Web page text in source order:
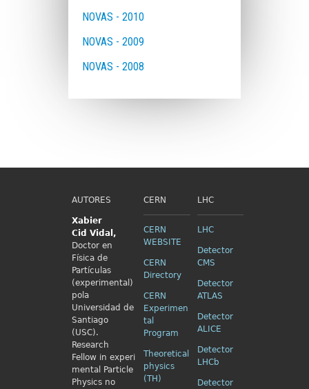
NOVAS - 2010
NOVAS - 2009
NOVAS - 2008
AUTORES
Xabier
Cid Vidal,
Doctor en
Física de
Partículas
(experimental)
pola
Universidad de
Santiago
(USC).
Research
Fellow in experi
mental Particle
Physics no
CERN
CERN
WEBSITE
CERN
Directory
CERN
Experimen
tal
Program
Theoretical
physics
(TH)
LHC
LHC
Detector
CMS
Detector
ATLAS
Detector
ALICE
Detector
LHCb
Detector